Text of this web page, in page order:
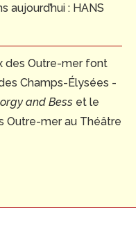
aujourd’hui : HANS
des Outre-mer font
Champs-Élysées -
and Bess et le
Outre-mer au Théâtre